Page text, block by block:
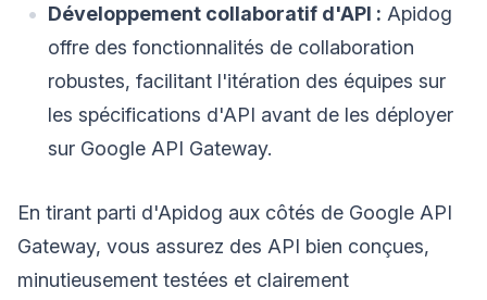
Développement collaboratif d'API : Apidog
offre des fonctionnalités de collaboration
robustes, facilitant l'itération des équipes sur
les spécifications d'API avant de les déployer
sur Google API Gateway.
En tirant parti d'Apidog aux côtés de Google API
Gateway, vous assurez des API bien conçues,
minutieusement testées et clairement